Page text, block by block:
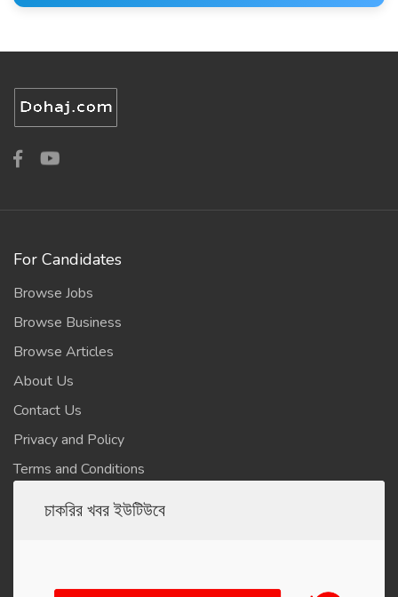
For Candidates
Browse Jobs
Browse Business
Browse Articles
About Us
Contact Us
Privacy and Policy
Terms and Conditions
চাকরির খবর ইউটিউবে